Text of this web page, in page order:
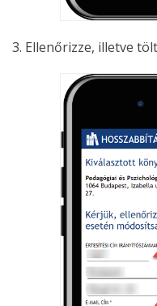
3. Ellenőrizze, illetve